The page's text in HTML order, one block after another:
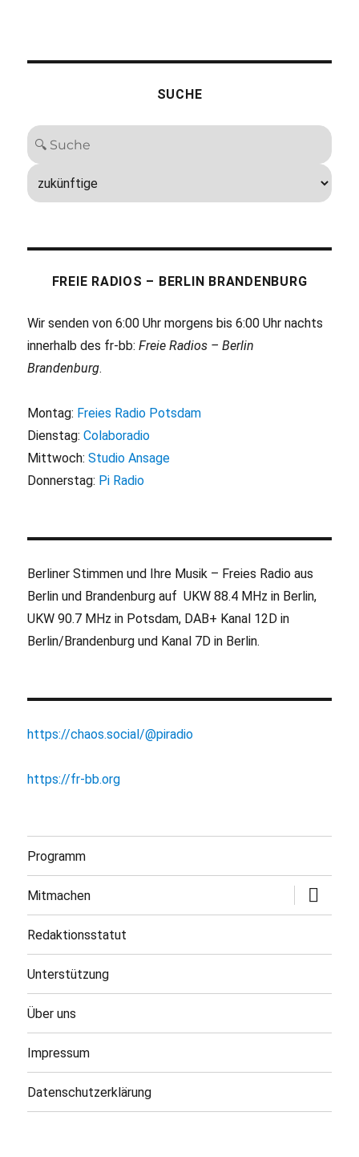
SUCHE
FREIE RADIOS – BERLIN BRANDENBURG
Wir senden von 6:00 Uhr morgens bis 6:00 Uhr nachts
innerhalb des fr-bb:Freie Radios – Berlin
Brandenburg.
Montag: Freies Radio Potsdam
Dienstag:Colaboradio
Mittwoch:Studio Ansage
Donnerstag: Pi Radio
Berliner Stimmen und Ihre Musik – Freies Radio aus
Berlin und Brandenburg auf UKW 88.4 MHz in Berlin,
UKW 90.7 MHz in Potsdam, DAB+ Kanal 12D in
Berlin/Brandenburg und Kanal 7D in Berlin.
https://chaos.social/@piradio
https://fr-bb.org
Programm
Mitmachen
öffnen
Redaktionsstatut
Unterstützung
Über uns
Impressum
Datenschutzerklärung